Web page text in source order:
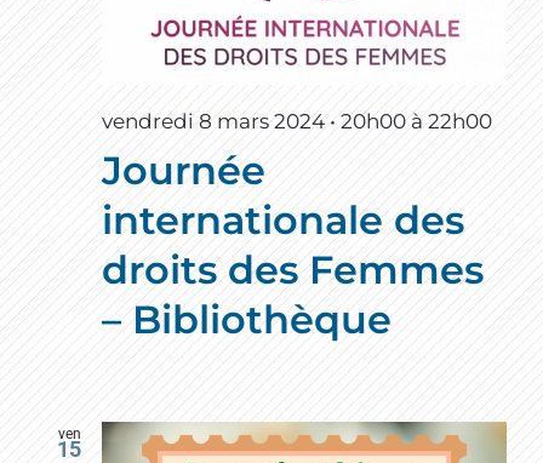
vendredi 8 mars 2024 • 20h00 à22h00
Journée
internationale des
droits des Femmes
– Bibliothèque
ven
15